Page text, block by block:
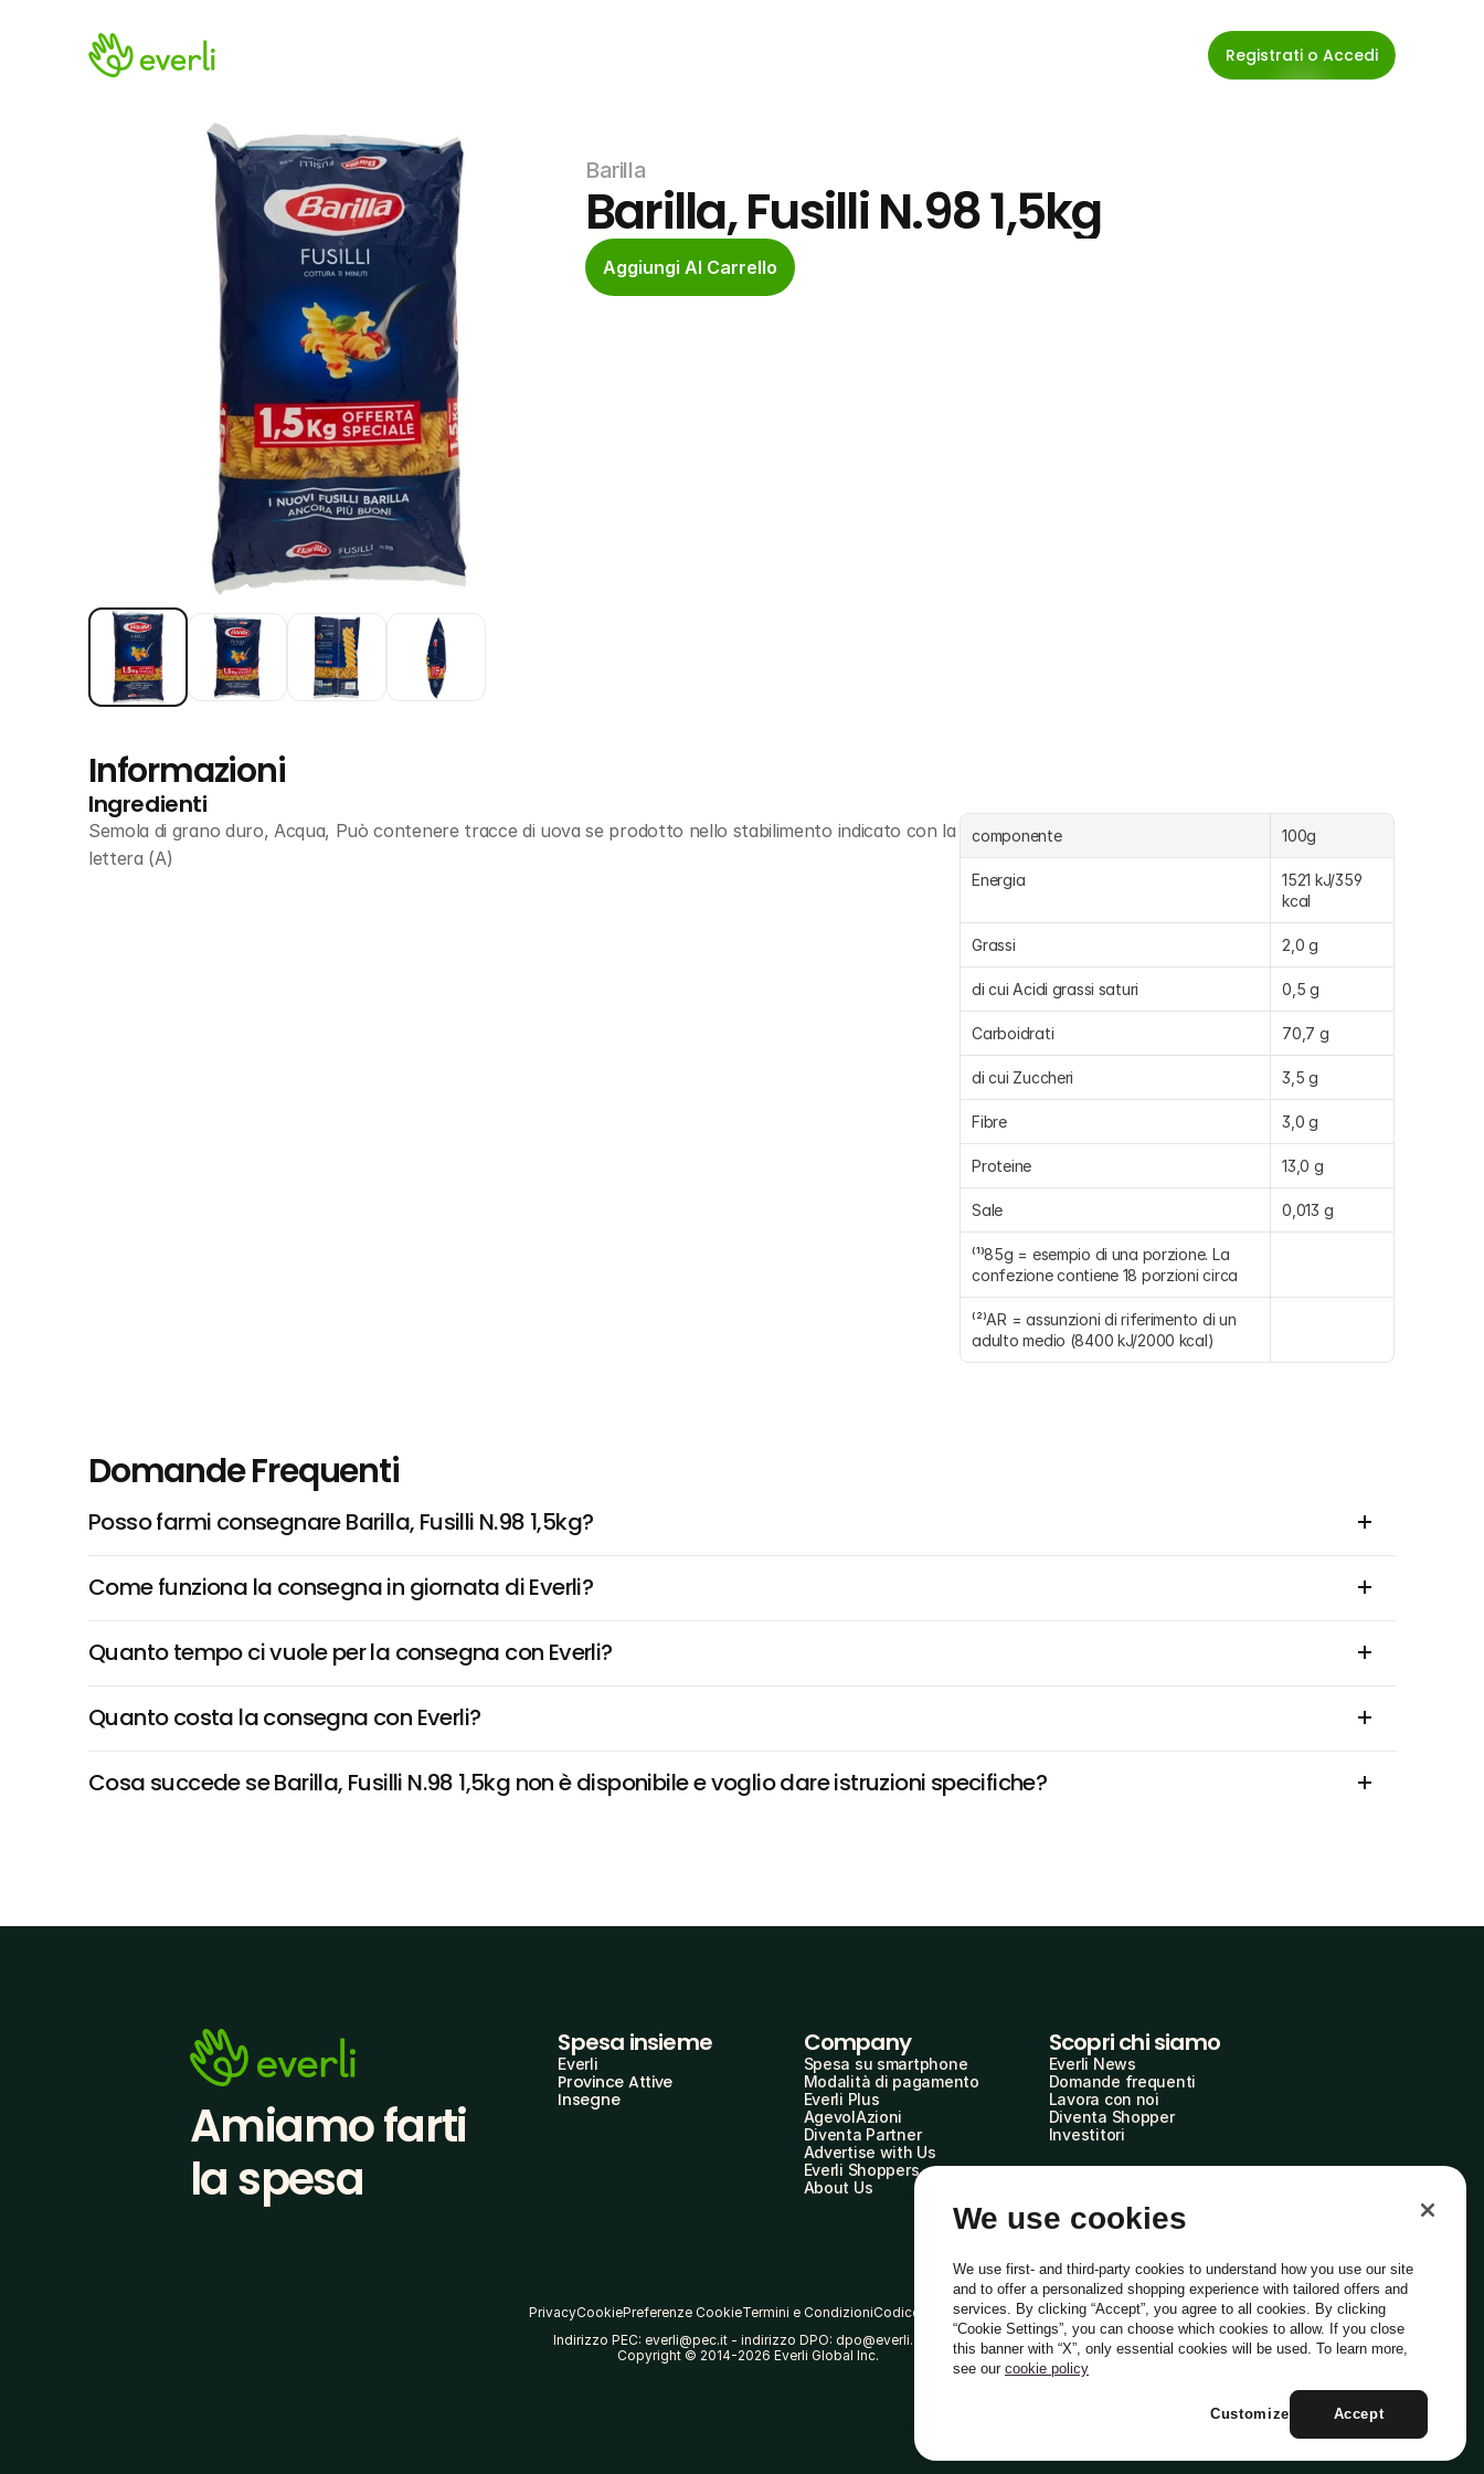
Registrati o Accedi
Barilla
Barilla, Fusilli N.98 1,5kg
Aggiungi Al Carrello
Informazioni
Ingredienti
Semola di grano duro, Acqua, Può contenere tracce di uova se prodotto nello stabilimento indicato con la
lettera (A)
componente 100g
Energia
1521 kJ/359
kcal
Grassi 2,0 g
di cui Acidi grassi saturi 0,5 g
Carboidrati 70,7 g
di cui Zuccheri 3,5 g
Fibre 3,0 g
Proteine 13,0 g
Sale 0,013 g
⁽¹⁾85g = esempio di una porzione. La
confezione contiene 18 porzioni circa
⁽²⁾AR = assunzioni di riferimento di un
adulto medio (8400 kJ/2000 kcal)
Domande Frequenti
Posso farmi consegnare Barilla, Fusilli N.98 1,5kg?
Come funziona la consegna in giornata di Everli?
Quanto tempo ci vuole per la consegna con Everli?
Quanto costa la consegna con Everli?
Cosa succede se Barilla, Fusilli N.98 1,5kg non è disponibile e voglio dare istruzioni specifiche?
Amiamo farti
la spesa
Spesa insieme
Everli
Province Attive
Insegne
Company
Spesa su smartphone
Modalità di pagamento
Everli Plus
AgevolAzioni
Diventa Partner
Advertise with Us
Everli Shoppers
About Us
Scopri chi siamo
Everli News
Domande frequenti
Lavora con noi
Diventa Shopper
Investitori
PrivacyCookiePreferenze CookieTermini e CondizioniCodice Etico
Indirizzo PEC: everli@pec.it - indirizzo DPO: dpo@everli.com
Copyright © 2014-2026 Everli Global Inc.
Italiano
We use cookies
We use first- and third-party cookies to understand how you use our site
and to offer a personalized shopping experience with tailored offers and
services. By clicking “Accept”, you agree to all cookies. By clicking
“Cookie Settings”, you can choose which cookies to allow. If you close
this banner with “X”, only essential cookies will be used. To learn more,
see our cookie policy
Accept
Customize